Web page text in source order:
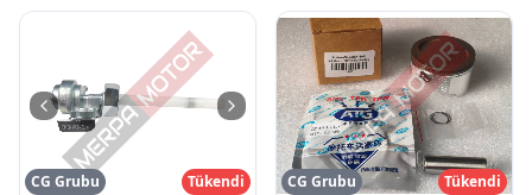
CG Grubu
Tükendi
CG Grubu
Tükendi